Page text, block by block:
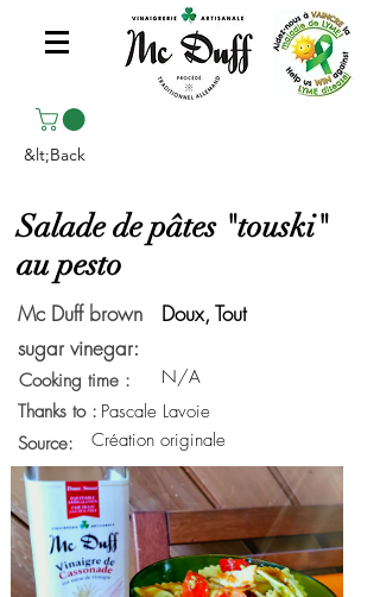
&lt;Back
Salade de pâtes "touski"
au pesto
Mc Duff brown
sugar vinegar:
Doux, Tout
Cooking time :
N/A
Thanks to : Pascale Lavoie
Source:
Création originale